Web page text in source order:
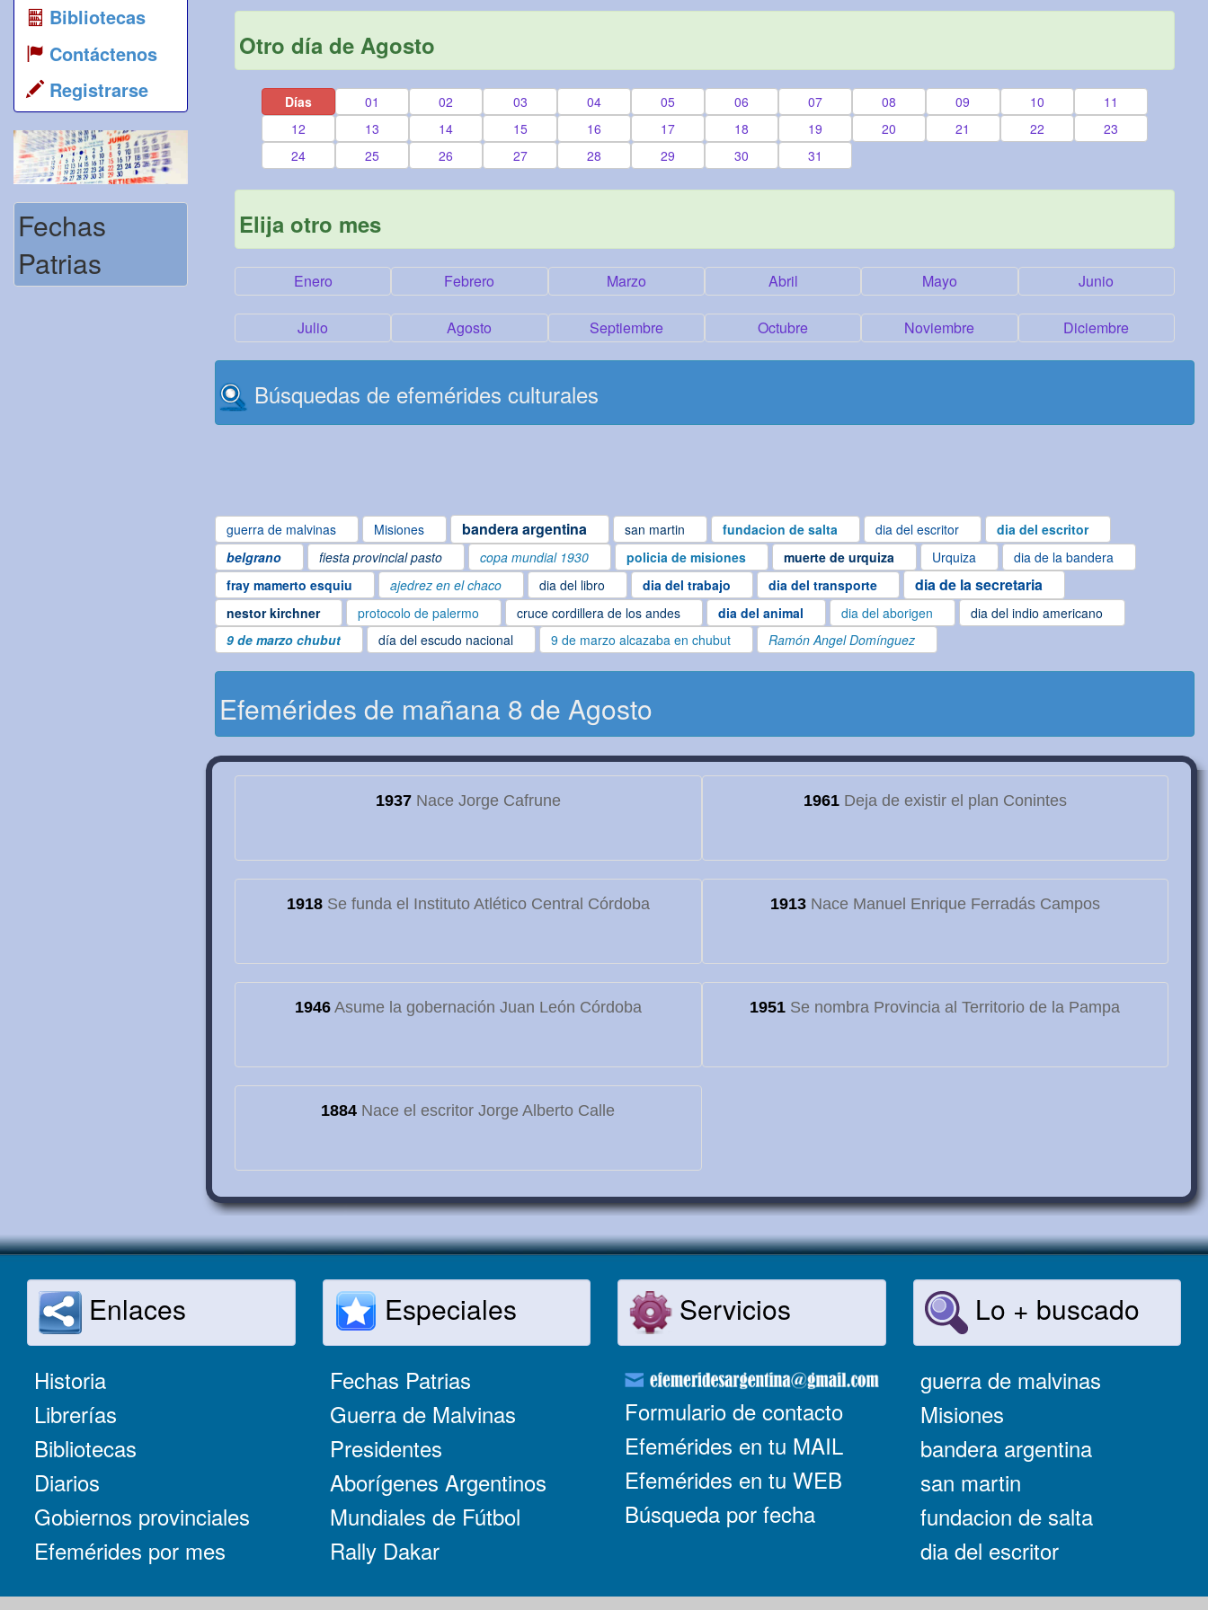
Bibliotecas
Contáctenos
Registrarse
Fechas
Patrias
Otro día de Agosto
Días 01 02 03 04 05 06 07 08 09 10
11
12
13 14 15 16 17 18 19 20 21 22
23
24
25 26 27 28 29 30 31
Elija otro mes
Enero Febrero Marzo Abril Mayo Junio
Julio Agosto Septiembre Octubre Noviembre Diciembre
Búsquedas de efemérides culturales
guerra de malvinas Misiones bandera argentina san martin fundacion de salta dia del escritor
dia del escritor
belgrano
fiesta provincial pasto copa mundial 1930 policia de misiones muerte de urquiza Urquiza
dia de la bandera
fray mamerto esquiu
ajedrez en el chaco dia del libro dia del trabajo dia del transporte dia de la secretaria
nestor kirchner protocolo de palermo cruce cordillera de los andes dia del animal dia del aborigen
dia del indio americano
9 de marzo chubut
día del escudo nacional 9 de marzo alcazaba en chubut Ramón Angel Domínguez
Efemérides de mañana 8 de Agosto
1937Nace Jorge Cafrune 1961Deja de existir el plan Conintes
1918Se funda el Instituto Atlético Central Córdoba 1913Nace Manuel Enrique Ferradás Campos
1946Asume la gobernación Juan León Córdoba 1951 Se nombra Provincia al Territorio de la Pampa
1884 Nace el escritor Jorge Alberto Calle
Enlaces
Historia
Librerías
Bibliotecas
Diarios
Gobiernos provinciales
Efemérides por mes
Especiales
Fechas Patrias
Guerra de Malvinas
Presidentes
Aborígenes Argentinos
Mundiales de Fútbol
Rally Dakar
Servicios
Formulario de contacto
Efemérides en tu MAIL
Efemérides en tu WEB
Búsqueda por fecha
Lo + buscado
guerra de malvinas
Misiones
bandera argentina
san martin
fundacion de salta
dia del escritor